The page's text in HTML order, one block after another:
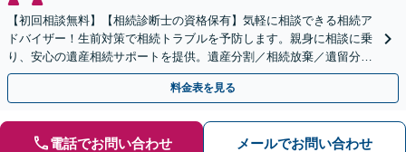
【初回相談無料】【相続診断士の資格保有】気軽に相談できる相続ア
ドバイザー！生前対策で相続トラブルを予防します。親身に相談に乗
り、安心の遺産相続サポートを提供。遺産分割／相続放棄／遺留分も
お任せ！【出張サポート】【完全個室】【丸太町駅6分】
料金表を見る
電話でお問い合わせ メールでお問い合わせ